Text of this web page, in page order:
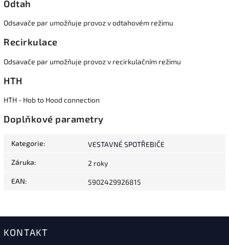
Odtah
Odsavače par umožňuje provoz v odtahovém režimu
Recirkulace
Odsavače par umožňuje provoz v recirkulačním režimu
HTH
HTH - Hob to Hood connection
Doplňkové parametry
Kategorie: VESTAVNÉ SPOTŘEBIČE
Záruka: 2 roky
EAN: 5902429926815
KONTAKT